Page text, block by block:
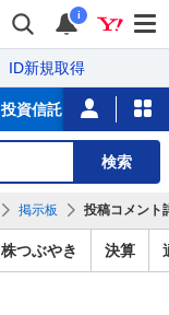
i
ID新規取得
投資信託 ニュース
検索
掲示板 投稿コメント
株つぶやき 決算